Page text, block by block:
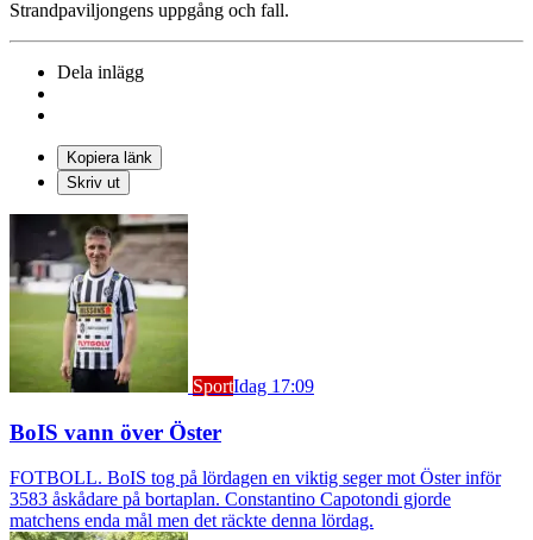
Strandpaviljongens uppgång och fall.
Dela inlägg
Kopiera länk
Skriv ut
SportIdag 17:09
BoIS vann över Öster
FOTBOLL. BoIS tog på lördagen en viktig seger mot Öster inför
3583 åskådare på bortaplan. Constantino Capotondi gjorde
matchens enda mål men det räckte denna lördag.